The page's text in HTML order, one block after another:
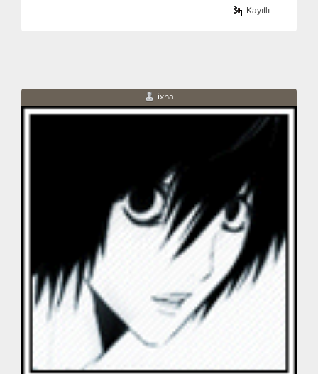
Kayıtlı
ixna